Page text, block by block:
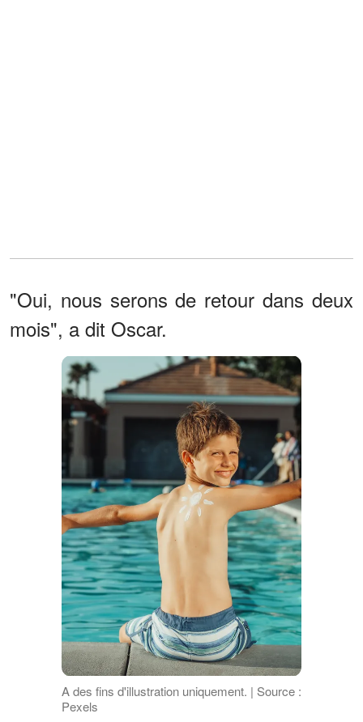
"Oui, nous serons de retour dans deux
mois", a dit Oscar.
A des fins d'illustration uniquement. | Source :
Pexels